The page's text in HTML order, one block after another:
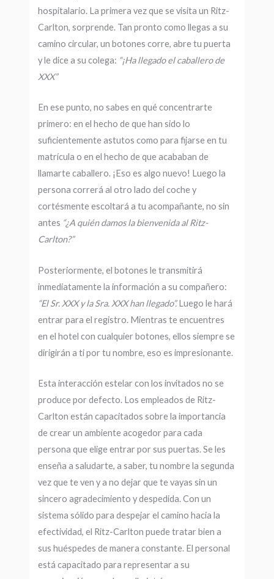
hospitalario. La primera vez que se visita un Ritz-
Carlton, sorprende. Tan pronto como llegas a su
camino circular, un botones corre, abre tu puerta
y le dice a su colega: “¡Ha llegado el caballero de
XXX”
En ese punto, no sabes en qué concentrarte
primero: en el hecho de que han sido lo
suficientemente astutos como para fijarse en tu
matrícula o en el hecho de que acababan de
llamarte caballero. ¡Eso es algo nuevo! Luego la
persona correrá al otro lado del coche y
cortésmente escoltará a tu acompañante, no sin
antes “¿A quién damos la bienvenida al Ritz-
Carlton?”
Posteriormente, el botones le transmitirá
inmediatamente la información a su compañero:
“El Sr. XXX y la Sra. XXX han llegado”.Luego le hará
entrar para el registro. Mientras te encuentres
en el hotel con cualquier botones, ellos siempre se
dirigirán a ti por tu nombre, eso es impresionante.
Esta interacción estelar con los invitados no se
produce por defecto. Los empleados de Ritz-
Carlton están capacitados sobre la importancia
de crear un ambiente acogedor para cada
persona que elige entrar por sus puertas. Se les
enseña a saludarte, a saber, tu nombre la segunda
vez que te ven y a no dejar que te vayas sin un
sincero agradecimiento y despedida. Con un
sistema sólido para despejar el camino hacia la
efectividad, el Ritz-Carlton puede tratar bien a
sus huéspedes de manera constante. El personal
está capacitado para representar a su